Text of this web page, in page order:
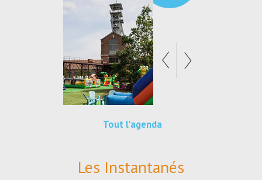
Tout l'agenda
Les Instantanés